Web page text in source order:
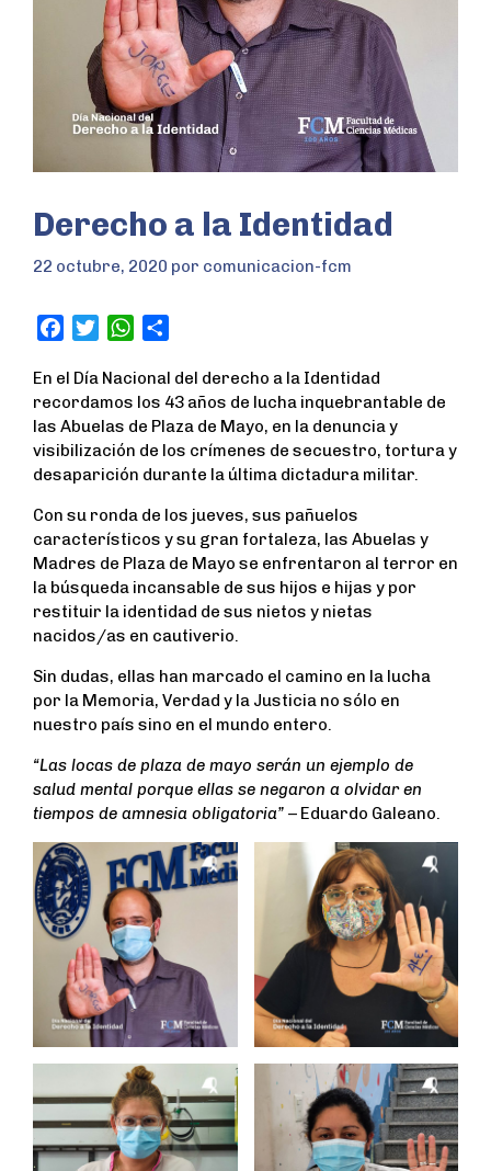
Derecho a la Identidad
22 octubre, 2020 por comunicacion-fcm
c
e
b
o
o
k
t
t
e
r
W
a
t
s
A
p
p
a
r
e
En el Día Nacional del derecho a la Identidad
recordamos los 43 años de lucha inquebrantable de
las Abuelas de Plaza de Mayo, en la denuncia y
visibilización de los crímenes de secuestro, tortura y
desaparición durante la última dictadura militar.
Con su ronda de los jueves, sus pañuelos
característicos y su gran fortaleza, las Abuelas y
Madres de Plaza de Mayo se enfrentaron al terror en
la búsqueda incansable de sus hijos e hijas y por
restituir la identidad de sus nietos y nietas
nacidos/as en cautiverio.
Sin dudas, ellas han marcado el camino en la lucha
por la Memoria, Verdad y la Justicia no sólo en
nuestro país sino en el mundo entero.
“Las locas de plaza de mayo serán un ejemplo de
salud mental porque ellas se negaron a olvidar en
tiempos de amnesia obligatoria” – Eduardo Galeano.